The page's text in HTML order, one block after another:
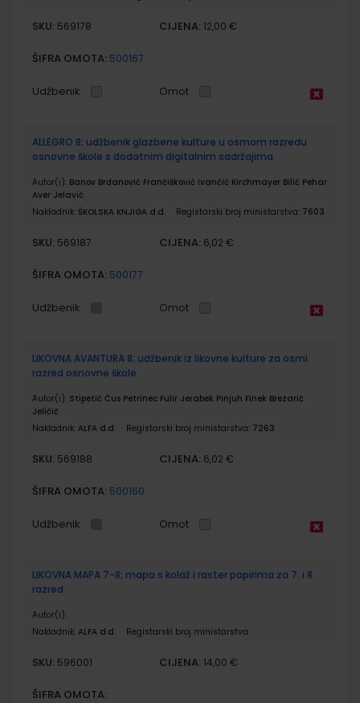
SKU: 569178 CIJENA: 12,00 €
ŠIFRA OMOTA: 500167
Udžbenik Omot
ALLEGRO 8; udžbenik glazbene kulture u osmom razredu
osnovne škole s dodatnim digitalnim sadržajima
Autor(i): Banov Brđanović Frančišković Ivančić Kirchmayer Bilić Pehar
Aver Jelavić
Nakladnik: ŠKOLSKA KNJIGA d.d. Registarski broj ministarstva: 7603
SKU: 569187 CIJENA: 6,02 €
ŠIFRA OMOTA: 500177
Udžbenik Omot
LIKOVNA AVANTURA 8; udžbenik iz likovne kulture za osmi
razred osnovne škole
Autor(i): Stipetić Čus Petrinec Fulir Jerabek Pinjuh Finek Brezarić
Jeličić
Nakladnik: ALFA d.d. Registarski broj ministarstva: 7263
SKU: 569188 CIJENA: 6,02 €
ŠIFRA OMOTA: 500160
Udžbenik Omot
LIKOVNA MAPA 7-8; mapa s kolaž i raster papirima za 7. i 8.
razred
Autor(i):
Nakladnik: ALFA d.d. Registarski broj ministarstva:
SKU: 596001 CIJENA: 14,00 €
ŠIFRA OMOTA: